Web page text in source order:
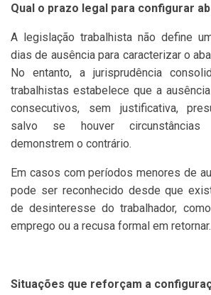
Qual o prazo legal para configurar
A legislação trabalhista não define
dias de ausência para caracterizar o
No entanto, a jurisprudência
trabalhistas estabelece que a
consecutivos, sem justificativa,
salvo se houver circunstâncias
demonstrem o contrário.
Em casos com períodos menores de
pode ser reconhecido desde que
de desinteresse do trabalhador,
emprego ou a recusa formal em retornar.
Situações que reforçam a